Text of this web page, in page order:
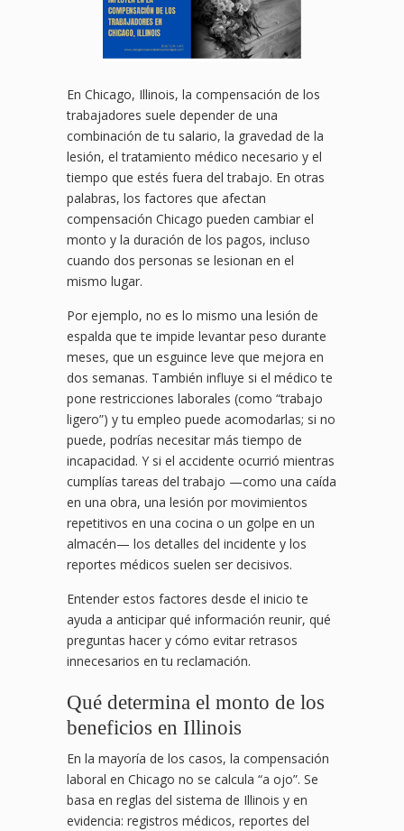
En Chicago, Illinois, la compensación de los
trabajadores suele depender de una
combinación de tu salario, la gravedad de la
lesión, el tratamiento médico necesario y el
tiempo que estés fuera del trabajo. En otras
palabras, los factores que afectan
compensación Chicago pueden cambiar el
monto y la duración de los pagos, incluso
cuando dos personas se lesionan en el
mismo lugar.
Por ejemplo, no es lo mismo una lesión de
espalda que te impide levantar peso durante
meses, que un esguince leve que mejora en
dos semanas. También influye si el médico te
pone restricciones laborales (como “trabajo
ligero”) y tu empleo puede acomodarlas; si no
puede, podrías necesitar más tiempo de
incapacidad. Y si el accidente ocurrió mientras
cumplías tareas del trabajo —como una caída
en una obra, una lesión por movimientos
repetitivos en una cocina o un golpe en un
almacén— los detalles del incidente y los
reportes médicos suelen ser decisivos.
Entender estos factores desde el inicio te
ayuda a anticipar qué información reunir, qué
preguntas hacer y cómo evitar retrasos
innecesarios en tu reclamación.
Qué determina el monto de los
beneficios en Illinois
En la mayoría de los casos, la compensación
laboral en Chicago no se calcula “a ojo”. Se
basa en reglas del sistema de Illinois y en
evidencia: registros médicos, reportes del